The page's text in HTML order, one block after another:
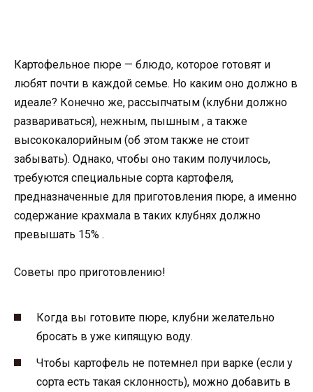
Картофельное пюре — блюдо, которое готовят и
любят почти в каждой семье. Но каким оно должно в
идеале? Конечно же, рассыпчатым (клубни должно
развариваться), нежным, пышным , а также
высококалорийным (об этом также не стоит
забывать). Однако, чтобы оно таким получилось,
требуются специальные сорта картофеля,
предназначенные для приготовления пюре, а именно
содержание крахмала в таких клубнях должно
превышать 15% .
Советы про приготовлению!
Когда вы готовите пюре, клубни желательно
бросать в уже кипящую воду.
Чтобы картофель не потемнел при варке (если у
сорта есть такая склонность), можно добавить в